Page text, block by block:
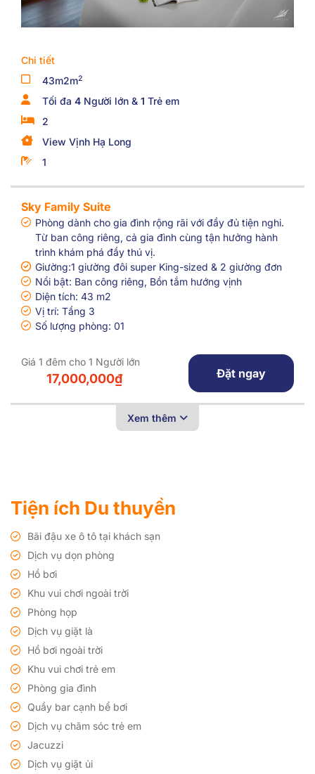
Chi tiết
43m2m2
Tối đa 4 Người lớn & 1 Trẻ em
2
View Vịnh Hạ Long
1
Sky Family Suite
Phòng dành cho gia đình rộng rãi với đầy đủ tiện nghi.
Từ ban công riêng, cả gia đình cùng tận hưởng hành
trình khám phá đầy thú vị.
Giường:1 giường đôi super King-sized & 2 giường đơn
Nổi bật: Ban công riêng, Bồn tắm hướng vịnh
Diện tích: 43 m2
Vị trí: Tầng 3
Số lượng phòng: 01
17,000,000₫
Giá 1 đêm cho 1 Người lớn
Đặt ngay
Xem thêm
Tiện ích Du thuyền
Bãi đậu xe ô tô tại khách sạn
Dịch vụ dọn phòng
Hồ bơi
Khu vui chơi ngoài trời
Phòng họp
Dịch vụ giặt là
Hồ bơi ngoài trời
Khu vui chơi trẻ em
Phòng gia đình
Quầy bar cạnh bể bơi
Dịch vụ chăm sóc trẻ em
Jacuzzi
Dịch vụ giặt ủi